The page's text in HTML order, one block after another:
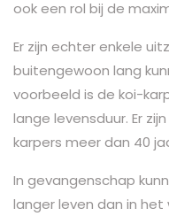
ook een rol bij de
Er zijn echter enkele
buitengewoon lang
voorbeeld is de koi-
lange levensduur. Er
karpers meer dan 40
In gevangenschap
langer leven dan in het